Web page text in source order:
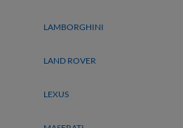
LAMBORGHINI
LAND ROVER
LEXUS